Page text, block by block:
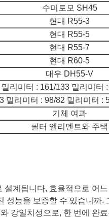
수미토모 SH45
현대 R55-3
현대 R55-5
현대 R55-7
현대 R60-5
대우 DH55-V
밀리미터 : 161/133 밀리미터
밀리미터 : 98/82 밀리미터 :
기체 여과
필터 엘리멘트와 주택
계됩니다, 효율적으로 어
성능을 보증할 수 있습니까.
강일치성으로, 한 번에 완